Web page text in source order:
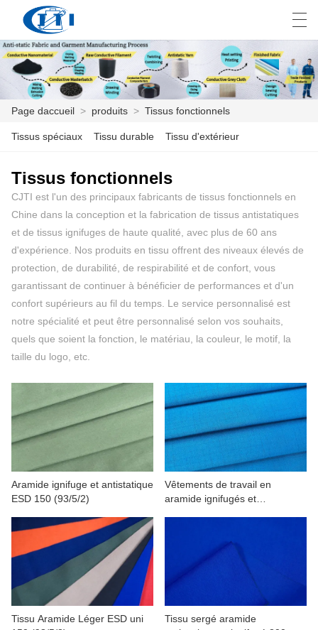
PAGE DACCUEIL
PERSONNALISATION
À PROPOS DE NOUS
NOUVELLES
CONTACTEZ NOUS
VIDÉOS
العربية česky Deutsch English
Page daccueil > produits > Tissus fonctionnels
Tissus spéciaux Tissu durable Tissu d'extérieur
Tissus fonctionnels
CJTI est l'un des principaux fabricants de tissus fonctionnels en
Chine dans la conception et la fabrication de tissus antistatiques
et de tissus ignifuges de haute qualité, avec plus de 60 ans
d'expérience. Nos produits en tissu offrent des niveaux élevés de
protection, de durabilité, de respirabilité et de confort, vous
garantissant de continuer à bénéficier de performances et d'un
confort supérieurs au fil du temps. Le service personnalisé est
notre spécialité et peut être personnalisé selon vos souhaits,
quels que soient la fonction, le matériau, la couleur, le motif, la
taille du logo, etc.
Aramide ignifuge et antistatique
ESD 150 (93/5/2)
Vêtements de travail en
aramide ignifugés et
Tissu Aramide Léger ESD uni
Tissu sergé aramide